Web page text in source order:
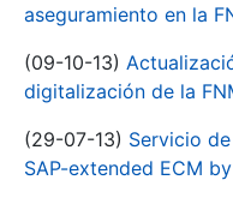
aseguramiento en la
(09-10-13)
digitalización de la
(29-07-13) Servicio
SAP-extended ECM